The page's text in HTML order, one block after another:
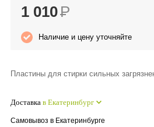
Anny Rey
Intilia
Happy Dew
Enjoy Care
1 010Р
Наличие и цену уточняйте
Пластины для стирки сильных
Доставка в Екатеринбург
Самовывоз в Екатеринбурге